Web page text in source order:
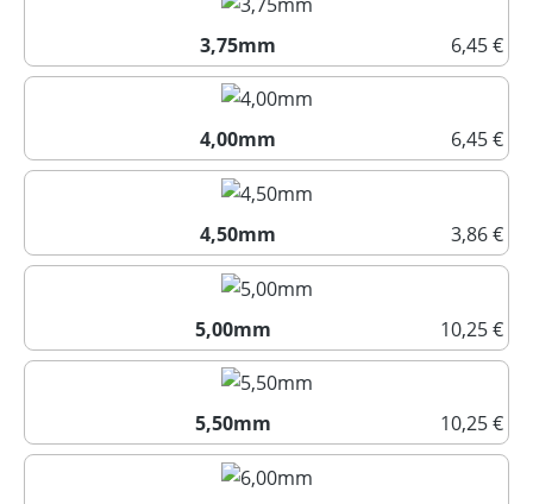
3,75mm
6,45 €
3,75mm
4,00mm
6,45 €
4,00mm
4,50mm
3,86 €
4,50mm
5,00mm
10,25 €
5,00mm
5,50mm
10,25 €
5,50mm